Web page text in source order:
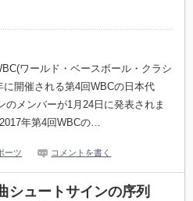
ワールド・ベースボール・クラシ
に開催される第4回WBCの日本代
のメンバーが1月24日に発表されま
年第4回WBCの…
ーツ コメントを書く
シュートサインの序列